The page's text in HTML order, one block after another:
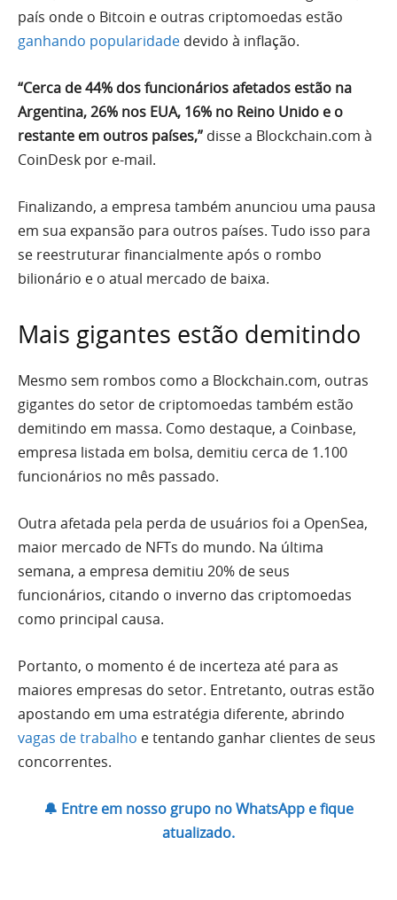
país onde o Bitcoin e outras criptomoedas estão
ganhando popularidade devido à inflação.
“Cerca de 44% dos funcionários afetados estão na
Argentina, 26% nos EUA, 16% no Reino Unido e o
restante em outros países,” disse a Blockchain.com à
CoinDesk por e-mail.
Finalizando, a empresa também anunciou uma pausa
em sua expansão para outros países. Tudo isso para
se reestruturar financialmente após o rombo
bilionário e o atual mercado de baixa.
Mais gigantes estão demitindo
Mesmo sem rombos como a Blockchain.com, outras
gigantes do setor de criptomoedas também estão
demitindo em massa. Como destaque, a Coinbase,
empresa listada em bolsa, demitiu cerca de 1.100
funcionários no mês passado.
Outra afetada pela perda de usuários foi a OpenSea,
maior mercado de NFTs do mundo. Na última
semana, a empresa demitiu 20% de seus
funcionários, citando o inverno das criptomoedas
como principal causa.
Portanto, o momento é de incerteza até para as
maiores empresas do setor. Entretanto, outras estão
apostando em uma estratégia diferente, abrindo
vagas de trabalho e tentando ganhar clientes de seus
concorrentes.
🔔 Entre em nosso grupo no WhatsApp e fique
atualizado.